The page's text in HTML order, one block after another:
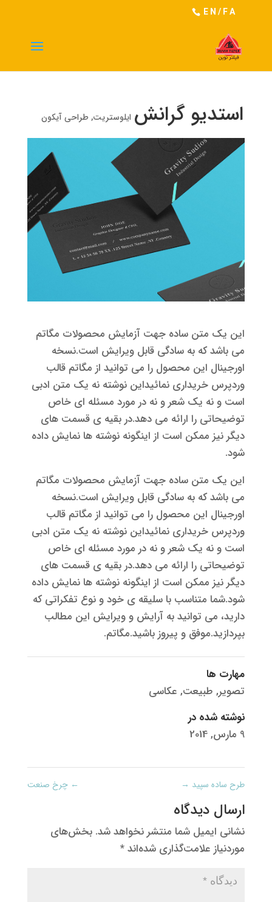
EN/FA
استدیو گرانش ایلوستریت, طراحی آیکون
این یک متن ساده جهت آزمایش محصولات مگاتم
می باشد که به سادگی قابل ویرایش است.نسخه
اورجینال این محصول را می توانید از مگاتم قالب
وردپرس خریداری نمائیداین نوشته نه یک متن ادبی
است و نه یک شعر و نه در مورد مسئله ای خاص
توضیحاتی را ارائه می دهد.در بقیه ی قسمت های
دیگر نیز ممکن است از اینگونه نوشته ها نمایش داده
شود.
این یک متن ساده جهت آزمایش محصولات مگاتم
می باشد که به سادگی قابل ویرایش است.نسخه
اورجینال این محصول را می توانید از مگاتم قالب
وردپرس خریداری نمائیداین نوشته نه یک متن ادبی
است و نه یک شعر و نه در مورد مسئله ای خاص
توضیحاتی را ارائه می دهد.در بقیه ی قسمت های
دیگر نیز ممکن است از اینگونه نوشته ها نمایش داده
شود.شما متناسب با سلیقه ی خود و نوع تفکراتی که
دارید، می توانید به آرایش و ویرایش این مطالب
بپردازید.موفق و پیروز باشید.مگاتم.
مهارت ها
تصویر, طبیعت, عکاسی
نوشته شده در
9 مارس, 2014
← چرخ صنعت طرح ساده سپید →
ارسال دیدگاه
نشانی ایمیل شما منتشر نخواهد شد. بخش‌های
موردنیاز علامت‌گذاری شده‌اند*